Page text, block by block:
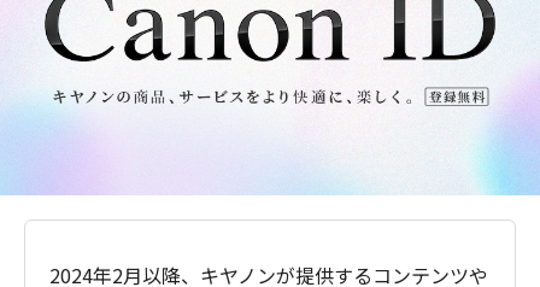
2024年2月以降、キヤノンが提供するコンテンツや